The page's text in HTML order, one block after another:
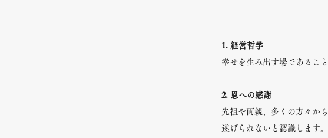
1. 経営哲学
幸せを生み出す場であるこ
2. 恩への感謝
先祖や両親、多くの方々か
遂げられないと認識します。